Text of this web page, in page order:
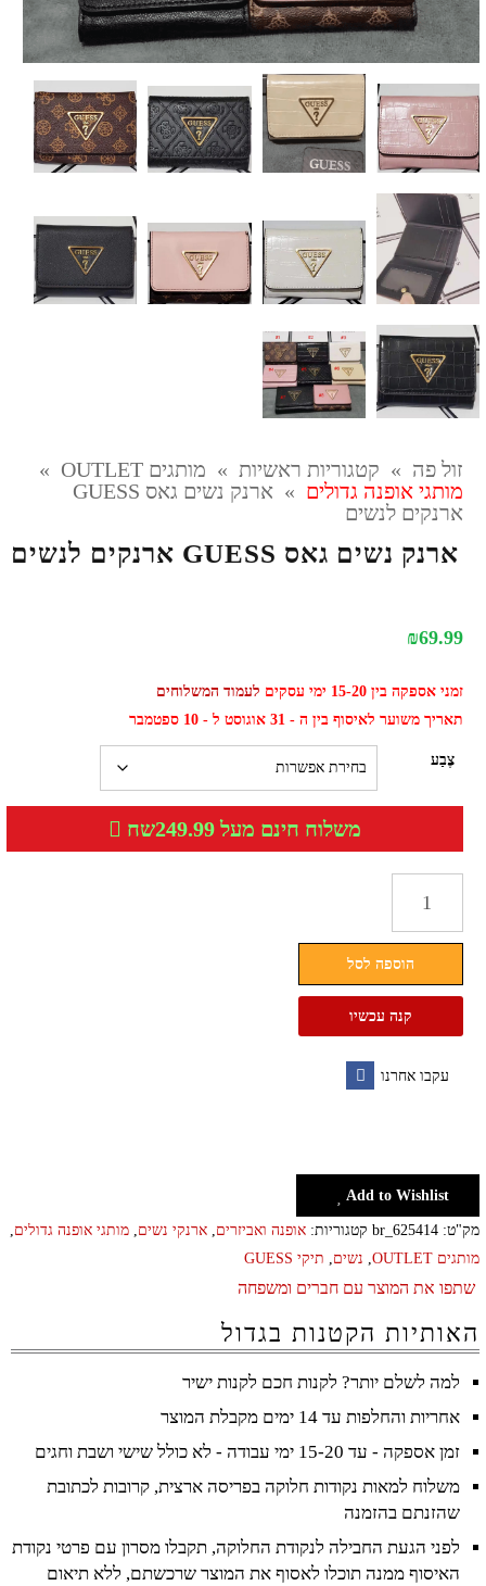
זול פה » קטגוריות ראשיות » מותגים OUTLET
»
מותגי אופנה גדולים »
ארנק נשים גאס GUESS
ארנקים לנשים
ארנק נשים גאס GUESS ארנקים לנשים
₪69.99
זמני אספקה בין 15-20 ימי עסקים
לעמוד המשלוחים
תאריך משוער לאיסוף בין ה - 31 אוגוסט ל - 10 ספטמבר
צֶבַע
משלוח חינם מעל 249.99שח
ארנק
גאס
לנשים
הוספה לסל
קנה עכשיו
עקבו אחרנו
Add to Wishlist
מק"ט: br_625414 קטגוריות: אופנה ואביזרים, ארנקי נשים, מותגי אופנה גדולים,
מותגים OUTLET
, נשים, תיקי GUESS
שתפו את המוצר עם חברים ומשפחה
האותיות הקטנות בגדול
למה לשלם יותר? לקנות חכם לקנות ישיר
אחריות והחלפות עד 14 ימים מקבלת המוצר
זמן אספקה - עד 15-20 ימי עבודה - לא כולל שישי ושבת וחגים
משלוח למאות נקודות חלוקה בפריסה ארצית, קרובות לכתובת
שהזנתם בהזמנה
לפני הגעת החבילה לנקודת החלוקה, תקבלו מסרון עם פרטי נקודת
האיסוף ממנה תוכלו לאסוף את המוצר שרכשתם, ללא תיאום